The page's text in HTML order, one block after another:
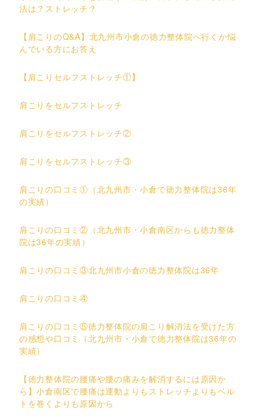
法は？ストレッチ？
【肩こりのQ&A】北九州市小倉の徳力整体院へ行くか悩
んでいる方にお答え
【肩こりセルフストレッチ①】
肩こりをセルフストレッチ
肩こりをセルフストレッチ②
肩こりをセルフストレッチ③
肩こりの口コミ①（北九州市・小倉で徳力整体院は36年
の実績）
肩こりの口コミ②（北九州市・小倉南区からも徳力整体
院は36年の実績）
肩こりの口コミ③北九州市小倉の徳力整体院は36年
肩こりの口コミ④
肩こりの口コミ⑤徳力整体院の肩こり解消法を受けた方
の感想や口コミ（北九州市・小倉で徳力整体院は36年の
実績）
【徳力整体院の腰痛や腰の痛みを解消するには原因か
ら】小倉南区で腰痛は運動よりもストレッチよりもベル
トを巻くよりも原因から